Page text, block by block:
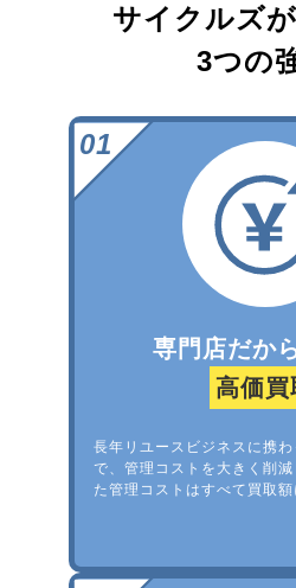
サイクルズ
3つの
専門店だか
高価買
長年リユースビジネスに携
で、管理コストを大きく削
た管理コストはすべて買取額